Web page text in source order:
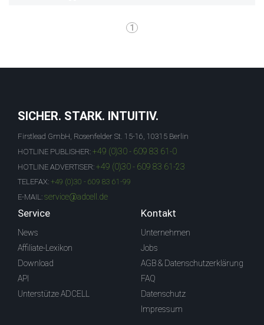
1
SICHER. STARK. INTUITIV.
Firstlead GmbH, Rosenfelder St. 15-16, 10315 Berlin
HOTLINE PUBLISHER: +49 (0)30 - 609 83 61-0
HOTLINE ADVERTISER: +49 (0)30 - 609 83 61-23
TELEFAX: +49 (0)30 - 609 83 61-99
E-MAIL: service@adcell.de
Service
News
Affiliate-Lexikon
Download
API
Unterstütze ADCELL
Kontakt
Unternehmen
Jobs
AGB & Datenschutzerklärung
FAQ
Datenschutz
Impressum